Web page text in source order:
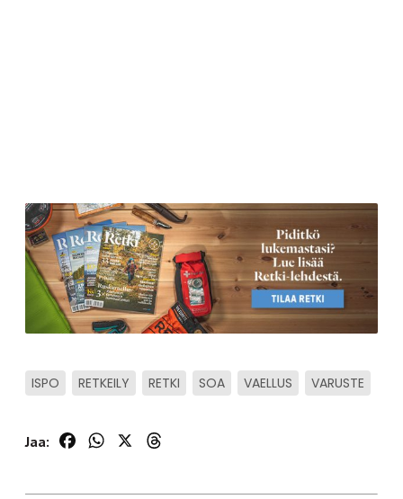
ISPO RETKEILY RETKI SOA VAELLUS VARUSTE
Jaa: FacebookWhatsApp